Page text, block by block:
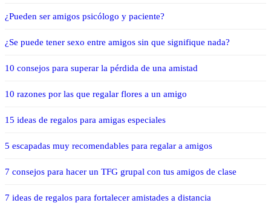
¿Pueden ser amigos psicólogo y paciente?
¿Se puede tener sexo entre amigos sin que signifique nada?
10 consejos para superar la pérdida de una amistad
10 razones por las que regalar flores a un amigo
15 ideas de regalos para amigas especiales
5 escapadas muy recomendables para regalar a amigos
7 consejos para hacer un TFG grupal con tus amigos de clase
7 ideas de regalos para fortalecer amistades a distancia